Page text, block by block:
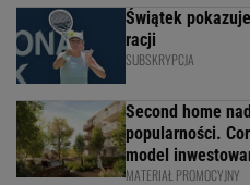
Świątek
racji
SUBSKRYPCJA
Second home
popularności.
model
MATERIAŁ PROMOCYJNY